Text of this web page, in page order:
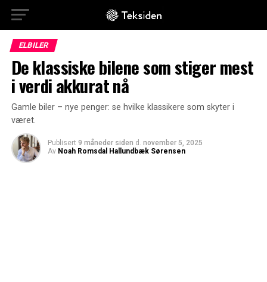
ELBILER
De klassiske bilene som stiger mest
i verdi akkurat nå
Gamle biler – nye penger: se hvilke klassikere som skyter i
været.
Publisert 9 måneder siden d. november 5, 2025
Av Noah Romsdal Hallundbæk Sørensen